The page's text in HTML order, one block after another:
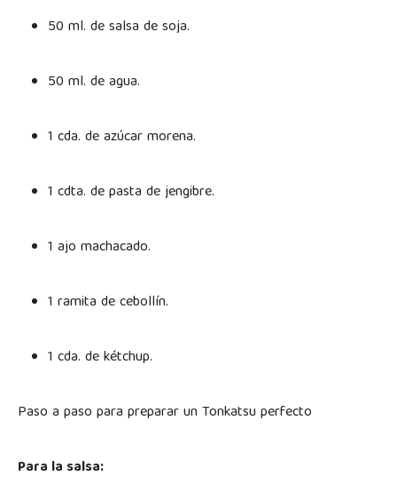
50 ml. de salsa de soja.
50 ml. de agua.
1 cda. de azúcar morena.
1 cdta. de pasta de jengibre.
1 ajo machacado.
1 ramita de cebollín.
1 cda. de kétchup.
Paso a paso para preparar un Tonkatsu perfecto
Para la salsa: